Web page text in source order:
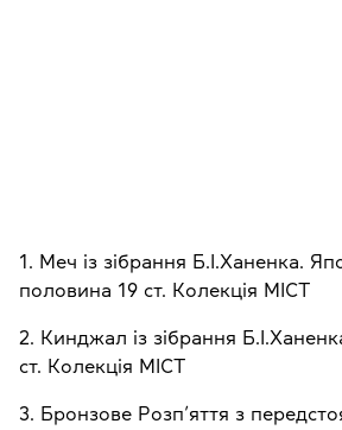
1. Меч із зібрання Б.І.Ханенка.
половина 19 ст. Колекція МІСТ
2. Кинджал із зібрання
ст. Колекція МІСТ
3. Бронзове Розп’яття з